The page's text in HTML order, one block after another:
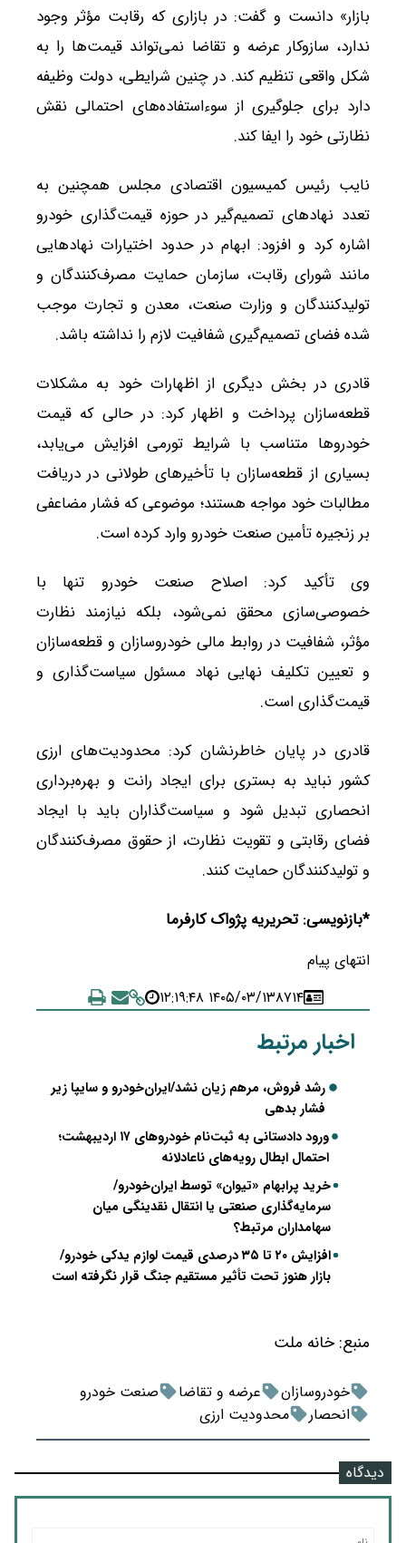
بازار» دانست و گفت: در بازاری که رقابت مؤثر وجود
ندارد، سازوکار عرضه و تقاضا نمی‌تواند قیمت‌ها را به
شکل واقعی تنظیم کند. در چنین شرایطی، دولت وظیفه
دارد برای جلوگیری از سوءاستفاده‌های احتمالی نقش
نظارتی خود را ایفا کند.
نایب رئیس کمیسیون اقتصادی مجلس همچنین به
تعدد نهادهای تصمیم‌گیر در حوزه قیمت‌گذاری خودرو
اشاره کرد و افزود: ابهام در حدود اختیارات نهادهایی
مانند شورای رقابت، سازمان حمایت مصرف‌کنندگان و
تولیدکنندگان و وزارت صنعت، معدن و تجارت موجب
شده فضای تصمیم‌گیری شفافیت لازم را نداشته باشد.
قادری در بخش دیگری از اظهارات خود به مشکلات
قطعه‌سازان پرداخت و اظهار کرد: در حالی که قیمت
خودروها متناسب با شرایط تورمی افزایش می‌یابد،
بسیاری از قطعه‌سازان با تأخیرهای طولانی در دریافت
مطالبات خود مواجه هستند؛ موضوعی که فشار مضاعفی
بر زنجیره تأمین صنعت خودرو وارد کرده است.
وی تأکید کرد: اصلاح صنعت خودرو تنها با
خصوصی‌سازی محقق نمی‌شود، بلکه نیازمند نظارت
مؤثر، شفافیت در روابط مالی خودروسازان و قطعه‌سازان
و تعیین تکلیف نهایی نهاد مسئول سیاست‌گذاری و
قیمت‌گذاری است.
قادری در پایان خاطرنشان کرد: محدودیت‌های ارزی
کشور نباید به بستری برای ایجاد رانت و بهره‌برداری
انحصاری تبدیل شود و سیاست‌گذاران باید با ایجاد
فضای رقابتی و تقویت نظارت، از حقوق مصرف‌کنندگان
و تولیدکنندگان حمایت کنند.
*بازنویسی: تحریریه پژواک کارفرما
انتهای پیام
۸۷۱۴۱۴۰۵/۰۳/۱۳ ۱۲:۱۹:۴۸
اخبار مرتبط
رشد فروش، مرهم زیان نشد/ایران‌خودرو و سایپا زیر
فشار بدهی
ورود دادستانی به ثبت‌نام خودروهای ۱۷ اردیبهشت؛
احتمال ابطال رویه‌های ناعادلانه
خرید پرابهام «تیوان» توسط ایران‌خودرو/
سرمایه‌گذاری صنعتی یا انتقال نقدینگی میان
سهامداران مرتبط؟
افزایش ۲۰ تا ۳۵ درصدی قیمت لوازم یدکی خودرو/
بازار هنوز تحت تأثیر مستقیم جنگ قرار نگرفته است
منبع: خانه ملت
خودروسازان عرضه و تقاضا
صنعت خودرو
انحصار
محدودیت ارزی
دیدگاه